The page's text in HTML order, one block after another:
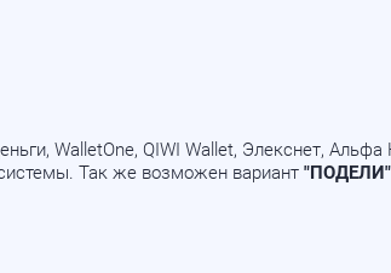
WalletOne, QIWI Wallet, Элекснет, Альфа
системы. Так же возможен вариант"ПОДЕЛИ"